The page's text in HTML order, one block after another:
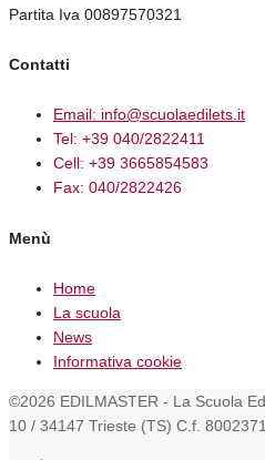
Partita Iva 00897570321
Contatti
Email: info@scuolaedilets.it
Tel: +39 040/2822411
Cell: +39 3665854583
Fax: 040/2822426
Menù
Home
La scuola
News
Informativa cookie
©2026 EDILMASTER - La Scuola
10 / 34147 Trieste (TS) C.f.